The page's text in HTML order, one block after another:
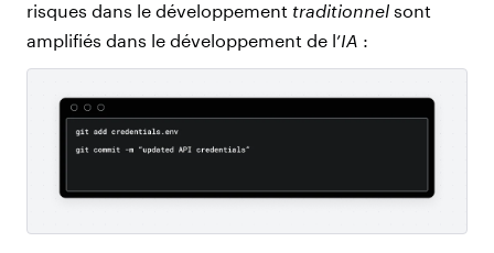
risques dans le développement traditionnel sont
amplifiés dans le développement de l’IA :